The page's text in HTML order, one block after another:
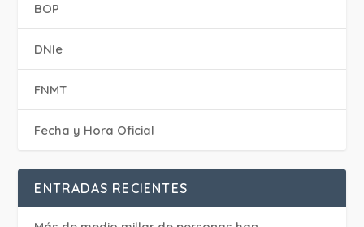
BOP
DNIe
FNMT
Fecha y Hora Oficial
ENTRADAS RECIENTES